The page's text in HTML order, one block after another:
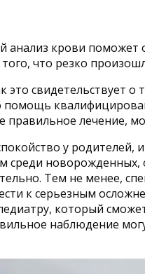
крови
что резко
свидетельствует о
помощь
лечение,
у родителей,
среди
Тем не менее,
к серьезным
который
наблюдение